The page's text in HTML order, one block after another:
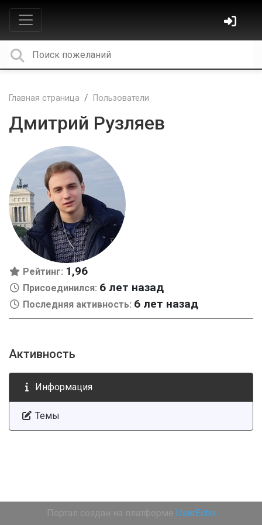
Главная страница Пользователи
Дмитрий Рузляев
Рейтинг: 1,96
Присоединился: 6 лет назад
Последняя активность: 6 лет назад
Активность
Информация
Темы
Портал создан на платформе UserEcho